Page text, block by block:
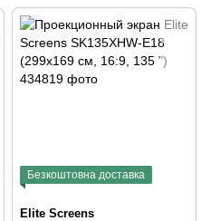
Безкоштовна доставка
Elite Screens